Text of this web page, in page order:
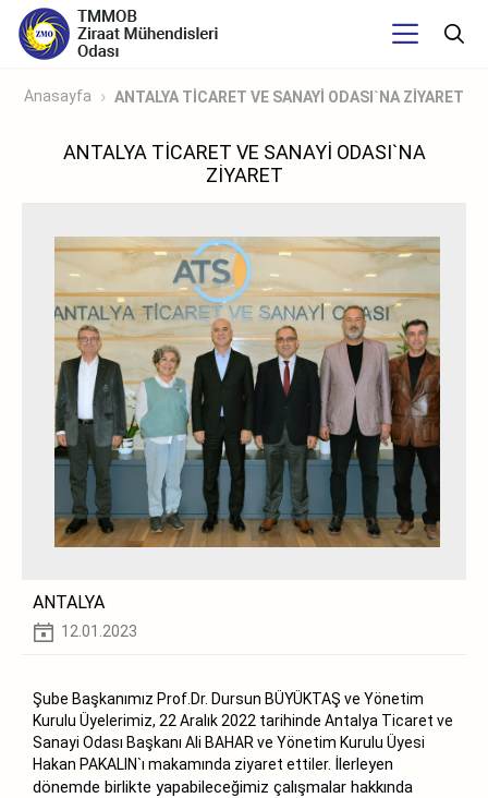
Anasayfa ANTALYA TİCARET VE SANAYİ ODASI`NA ZİYARET
ANTALYA TİCARET VE SANAYİ ODASI`NA
ZİYARET
ANTALYA
12.01.2023
Şube Başkanımız Prof.Dr. Dursun BÜYÜKTAŞ ve Yönetim
Kurulu Üyelerimiz, 22 Aralık 2022 tarihinde Antalya Ticaret ve
Sanayi Odası Başkanı Ali BAHAR ve Yönetim Kurulu Üyesi
Hakan PAKALIN`ı makamında ziyaret ettiler. İlerleyen
dönemde birlikte yapabileceğimiz çalışmalar hakkında